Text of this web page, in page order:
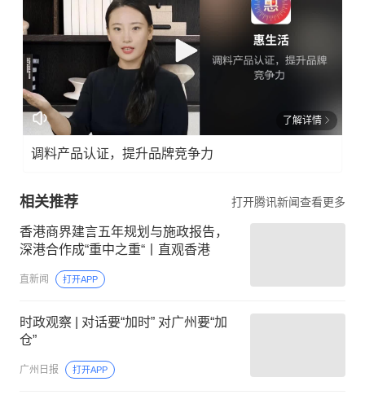
了解详情
调料产品认证，提升品牌竞争力
相关推荐 打开腾讯新闻查看更多
香港商界建言五年规划与施政报告，
深港合作成“重中之重“丨直观香港
直新闻 打开APP
时政观察 | 对话要“加时” 对广州要“加
仓”
广州日报 打开APP